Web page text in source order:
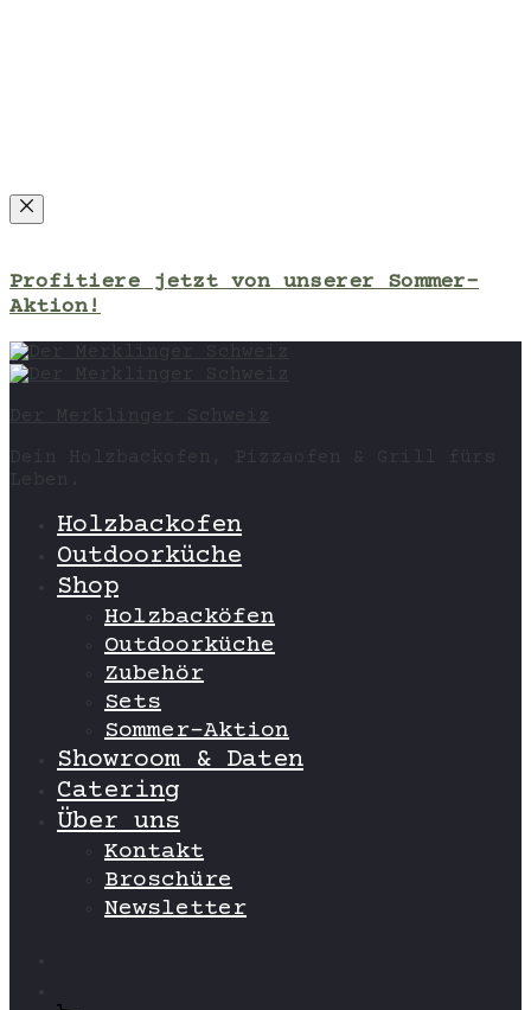
Close
Profitiere jetzt von unserer Sommer-
Aktion!
Holzbackofen
Outdoorküche
Shop
Holzbacköfen
Outdoorküche
Zubehör
Sets
Sommer-Aktion
Showroom & Daten
Catering
Über uns
Kontakt
Broschüre
Newsletter